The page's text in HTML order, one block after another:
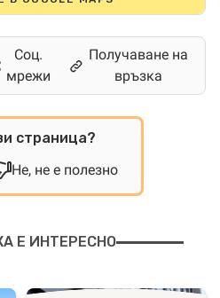
Соц.
мрежи
Получаване на
връзка
страница?
Не, не е полезно
Е ИНТЕРЕСНО